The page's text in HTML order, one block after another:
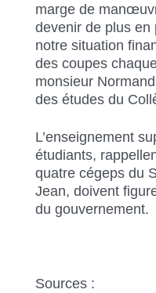
marge de
devenir de plus en
notre situation
des coupes
monsieur
des études du
L’enseignement
étudiants,
quatre cégeps du
Jean, doivent
du gouvernement.
Sources :